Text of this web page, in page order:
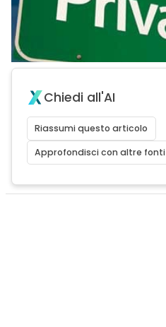
Chiedi all'AI
Riassumi questo articolo
Approfondisci con altre fonti